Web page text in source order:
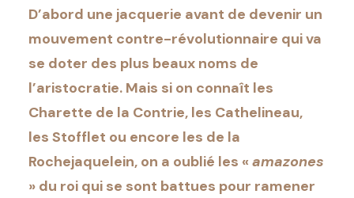
D’abord une jacquerie avant de devenir un
mouvement contre-révolutionnaire qui va
se doter des plus beaux noms de
l’aristocratie. Mais si on connaît les
Charette de la Contrie, les Cathelineau,
les Stofflet ou encore les de la
Rochejaquelein, on a oublié les « amazones
» du roi qui se sont battues pour ramener